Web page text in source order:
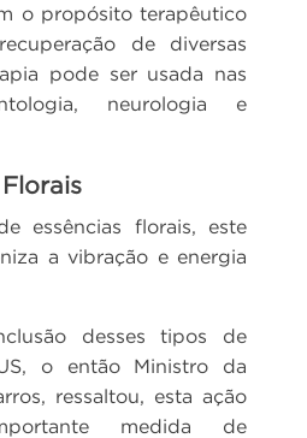
o propósito terapêutico
de diversas
pode ser usada nas
neurologia e
essências florais, este
a vibração e energia
desses tipos de
o então Ministro da
ressaltou, esta ação
medida de